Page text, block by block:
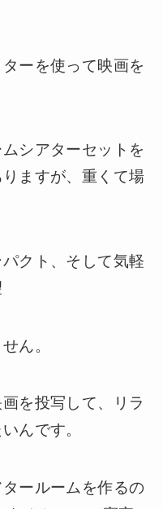
ーを使って映画を
シアターセットを
ますが、重くて場
クト、そして気軽
ん。
を投写して、リラ
んです。
ールームを作るの